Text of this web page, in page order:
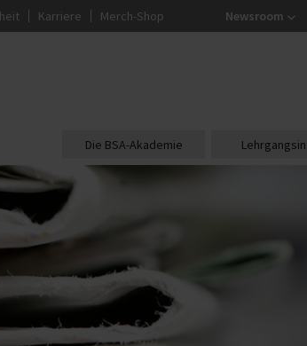
Karriere Merch-Shop Newsroom
Die BSA-Akademie